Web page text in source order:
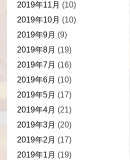
2019年11月 (10)
2019年10月 (10)
2019年9月 (9)
2019年8月 (19)
2019年7月 (16)
2019年6月 (10)
2019年5月 (17)
2019年4月 (21)
2019年3月 (20)
2019年2月 (17)
2019年1月 (19)